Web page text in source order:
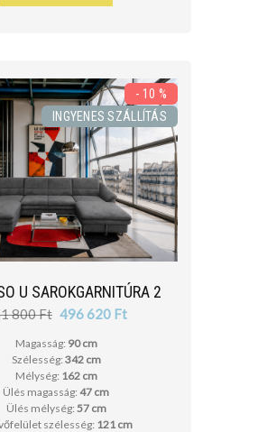
U SAROKGARNITÚRA 2
800 Ft 496 620 Ft
- 10 %
INGYENES SZÁLLÍTÁS
Magasság: 90 cm
Szélesség: 342 cm
Mélység: 162 cm
Ülés magasság: 47 cm
Ülés mélység: 57 cm
szélesség: 121 cm